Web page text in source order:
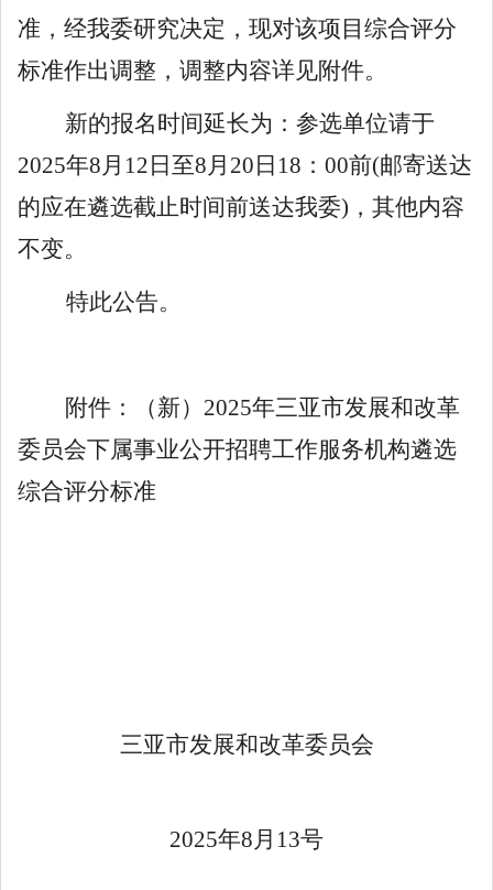
准，经我委研究决定，现对该项目综合评分
标准作出调整，调整内容详见附件。
新的报名时间延长为：参选单位请于
2025年8 月 12 日至8 月 20 日 18 ： 00前(邮寄送达
的应在遴选截止时间前送达我委) ，其他内容
不变。
特此公告。
附件：
（新）2025年三亚市发展和改革
委员会下属事业公开招聘工作服务机构遴选
综合评分标准
三亚市发展和改革委员会
2025年8月13号